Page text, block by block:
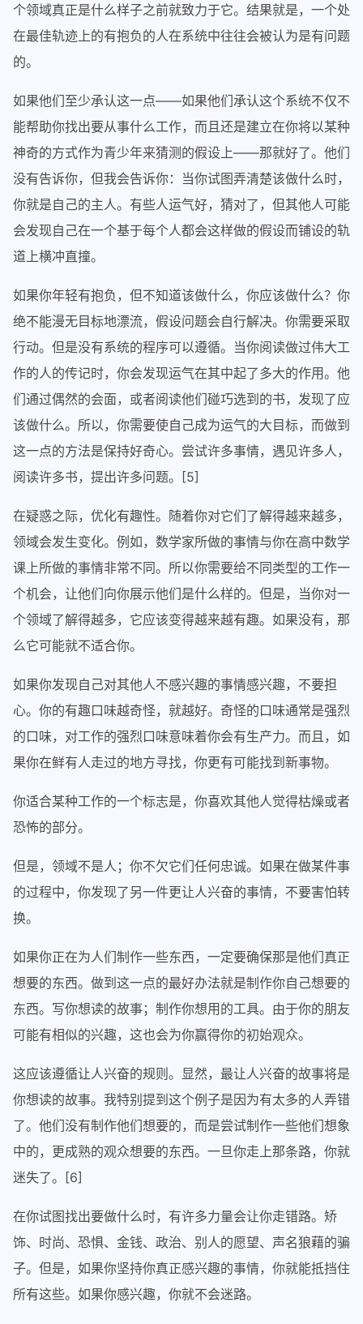
个领域真正是什么样子之前就致力于它。结果就是，一个处
在最佳轨迹上的有抱负的人在系统中往往会被认为是有问题
的。
如果他们至少承认这一点——如果他们承认这个系统不仅不
能帮助你找出要从事什么工作，而且还是建立在你将以某种
神奇的方式作为青少年来猜测的假设上——那就好了。他们
没有告诉你，但我会告诉你：当你试图弄清楚该做什么时，
你就是自己的主人。有些人运气好，猜对了，但其他人可能
会发现自己在一个基于每个人都会这样做的假设而铺设的轨
道上横冲直撞。
如果你年轻有抱负，但不知道该做什么，你应该做什么？你
绝不能漫无目标地漂流，假设问题会自行解决。你需要采取
行动。但是没有系统的程序可以遵循。当你阅读做过伟大工
作的人的传记时，你会发现运气在其中起了多大的作用。他
们通过偶然的会面，或者阅读他们碰巧选到的书，发现了应
该做什么。所以，你需要使自己成为运气的大目标，而做到
这一点的方法是保持好奇心。尝试许多事情，遇见许多人，
阅读许多书，提出许多问题。[5]
在疑惑之际，优化有趣性。随着你对它们了解得越来越多，
领域会发生变化。例如，数学家所做的事情与你在高中数学
课上所做的事情非常不同。所以你需要给不同类型的工作一
个机会，让他们向你展示他们是什么样的。但是，当你对一
个领域了解得越多，它应该变得越来越有趣。如果没有，那
么它可能就不适合你。
如果你发现自己对其他人不感兴趣的事情感兴趣，不要担
心。你的有趣口味越奇怪，就越好。奇怪的口味通常是强烈
的口味，对工作的强烈口味意味着你会有生产力。而且，如
果你在鲜有人走过的地方寻找，你更有可能找到新事物。
你适合某种工作的一个标志是，你喜欢其他人觉得枯燥或者
恐怖的部分。
但是，领域不是人；你不欠它们任何忠诚。如果在做某件事
的过程中，你发现了另一件更让人兴奋的事情，不要害怕转
换。
如果你正在为人们制作一些东西，一定要确保那是他们真正
想要的东西。做到这一点的最好办法就是制作你自己想要的
东西。写你想读的故事；制作你想用的工具。由于你的朋友
可能有相似的兴趣，这也会为你赢得你的初始观众。
这应该遵循让人兴奋的规则。显然，最让人兴奋的故事将是
你想读的故事。我特别提到这个例子是因为有太多的人弄错
了。他们没有制作他们想要的，而是尝试制作一些他们想象
中的，更成熟的观众想要的东西。一旦你走上那条路，你就
迷失了。[6]
在你试图找出要做什么时，有许多力量会让你走错路。矫
饰、时尚、恐惧、金钱、政治、别人的愿望、声名狼藉的骗
子。但是，如果你坚持你真正感兴趣的事情，你就能抵挡住
所有这些。如果你感兴趣，你就不会迷路。